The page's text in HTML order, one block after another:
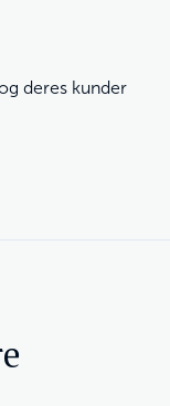
deres kunder